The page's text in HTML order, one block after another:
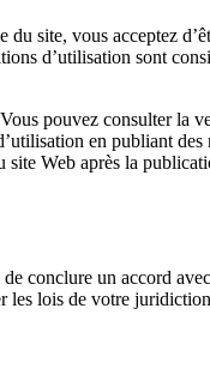
site, vous acceptez
d’utilisation sont
pouvez consulter la
en publiant
Web après la
conclure un accord
lois de votre